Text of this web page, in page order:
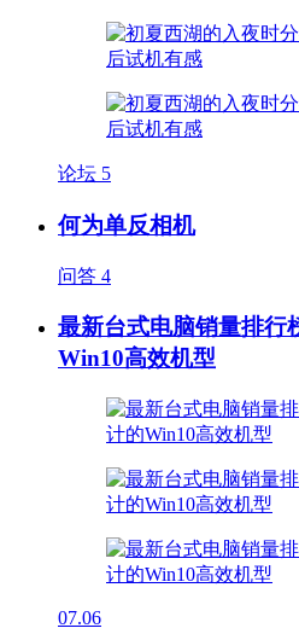
论坛 5
何为单反相机
问答 4
最新台式电脑销量排行
Win10高效机型
07.06